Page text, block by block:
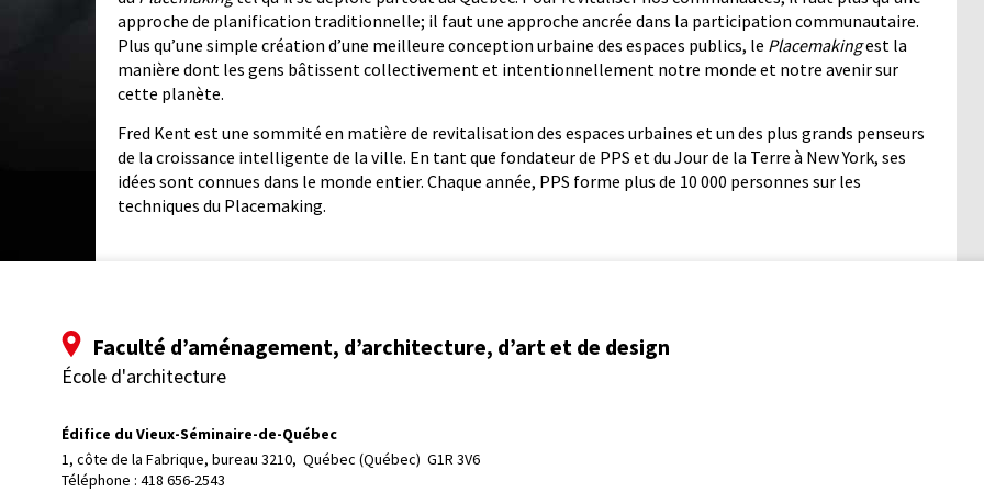
approche de planification traditionnelle; il faut une approche ancrée dans la participation communautaire.
Plus qu’une simple création d’une meilleure conception urbaine des espaces publics, le Placemakingest la
manière dont les gens bâtissent collectivement et intentionnellement notre monde et notre avenir sur
cette planète.
Fred Kent est une sommité en matière de revitalisation des espaces urbaines et un des plus grands penseurs
de la croissance intelligente de la ville. En tant que fondateur de PPS et du Jour de la Terre à New York, ses
idées sont connues dans le monde entier. Chaque année, PPS forme plus de 10 000 personnes sur les
techniques du Placemaking.
Faculté d’aménagement, d’architecture, d’art et de design
École d'architecture
Édifice du Vieux-Séminaire-de-Québec
1, côte de la Fabrique, bureau 3210, Québec (Québec)  G1R 3V6
Téléphone : 418 656-2543